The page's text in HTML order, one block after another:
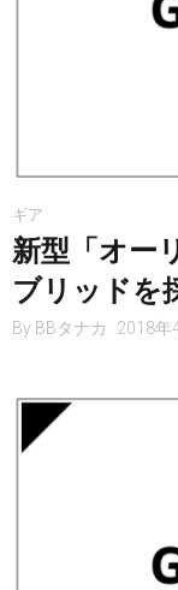
ギア
新型「オー
ブリッドを
By BBタナカ 2018年